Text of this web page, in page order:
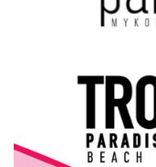
Local Elections 2023
Γλώσσα